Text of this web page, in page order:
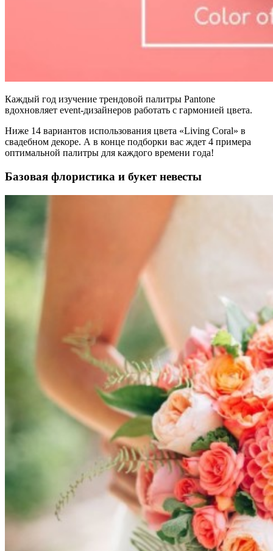
Каждый год изучение трендовой палитры Pantone
вдохновляет event-дизайнеров работать с гармонией цвета.
Ниже 14 вариантов использования цвета «Living Coral» в
свадебном декоре. А в конце подборки вас ждет 4 примера
оптимальной палитры для каждого времени года!
Базовая флористика и букет невесты